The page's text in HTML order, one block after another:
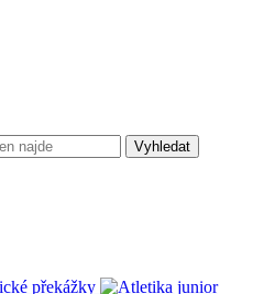
Vyhledat
překážky